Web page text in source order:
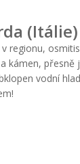
(Itálie)
regionu,
kámen, přesně
vodní